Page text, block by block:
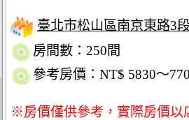
臺北市松山區南京東路3
房間數：250間
參考房價：NT$ 5830～
※房價僅供參考，實際房價